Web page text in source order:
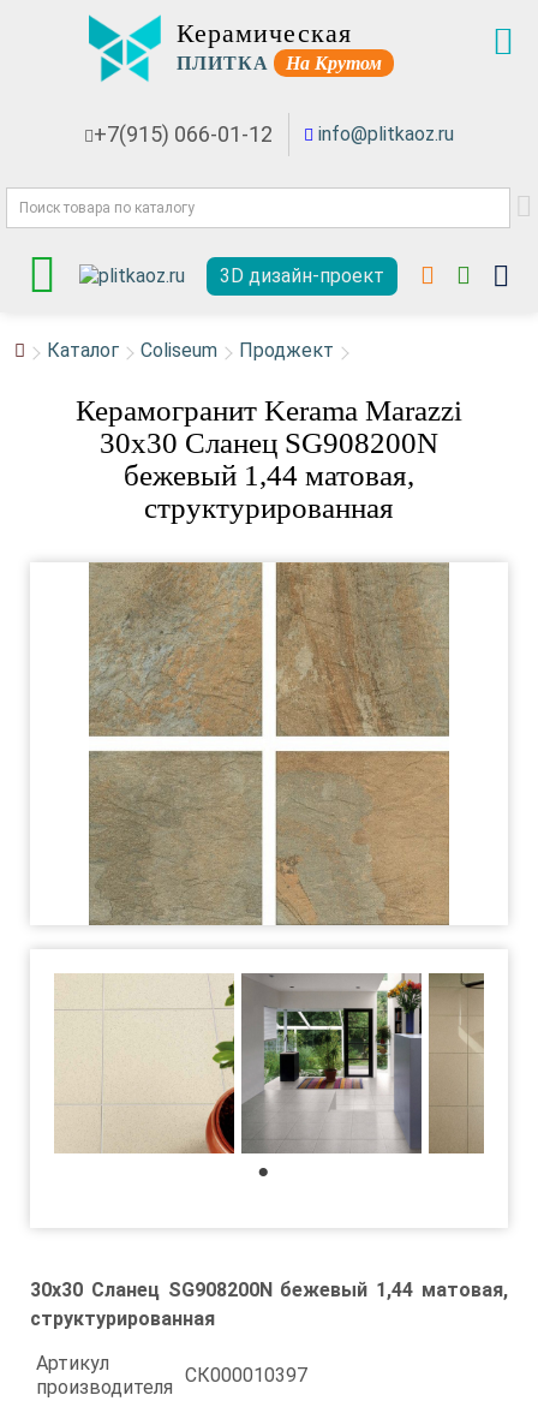
Керамическая
ПЛИТКА На Крутом
+7(915) 066-01-12 info@plitkaoz.ru
3D дизайн-проект
Каталог Coliseum Проджект
Керамогранит Kerama Marazzi
30x30 Сланец SG908200N
бежевый 1,44 матовая,
структурированная
30x30 Сланец SG908200N бежевый 1,44 матовая,
структурированная
Артикул
производителя
СК000010397